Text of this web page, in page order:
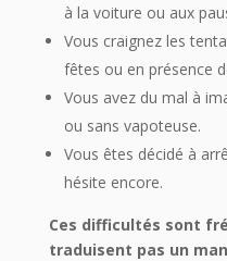
à la voiture ou aux
Vous craignez les
fêtes ou en présence
Vous avez du mal à
ou sans vapoteuse.
Vous êtes décidé à
hésite encore.
Ces difficultés sont
traduisent pas un